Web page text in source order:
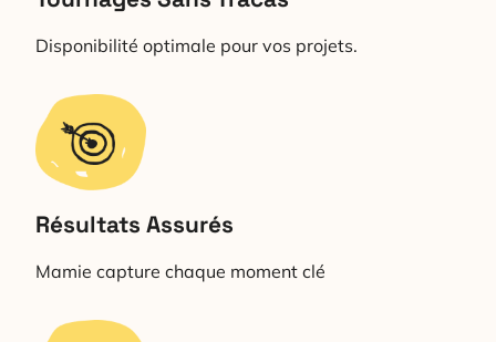
Disponibilité optimale pour vos projets.
Résultats Assurés
Mamie capture chaque moment clé